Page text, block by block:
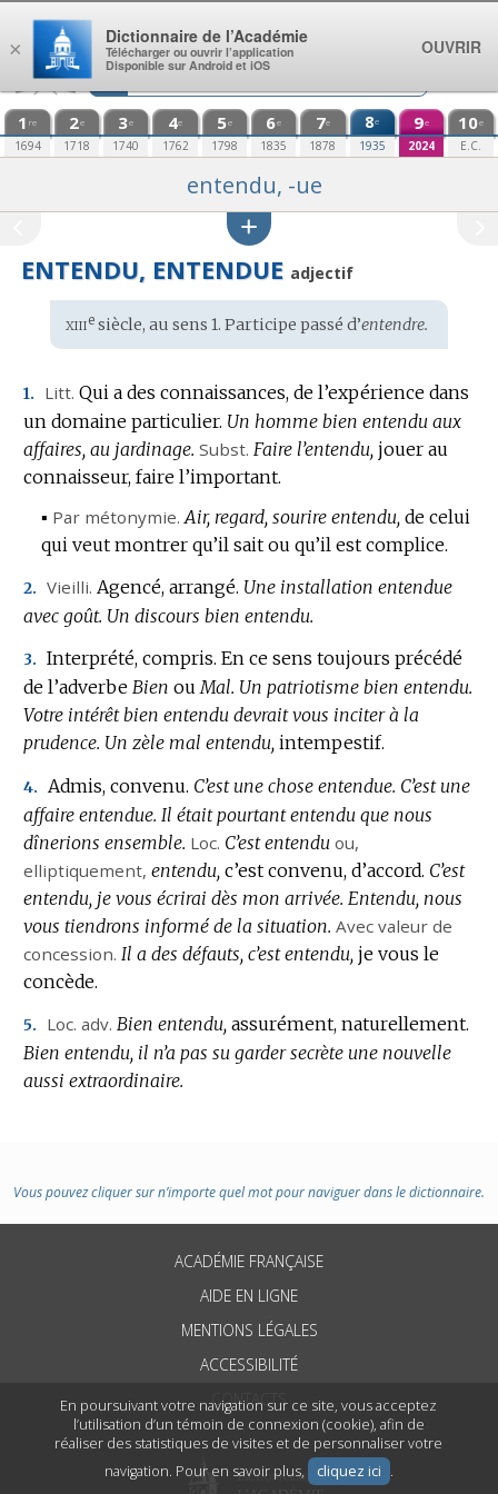
En poursuivant votre navigation sur ce site, vous acceptez
l’utilisation d’un témoin de connexion (cookie), afin de
réaliser des statistiques de visites et de personnaliser votre
navigation. Pour en savoir plus,
cliquez ici .
Aller au contenu
1 re
1694
2e
1718
3e
1740
4e
1762
5e
1798
6e
1835
7e
1878
8e
1935
9e
2024
10e
E.C.
entendu, -ue
ENTENDU, ENTENDUE adjectif
Étymologie
:
xiiiesiècle, au sens 1. Participe passé d’entendre.
1. Litt. Qui a des connaissances, de l’expérience dans
un domaine particulier. Un homme bien entendu aux
affaires, au jardinage. Subst. Faire l’entendu, jouer au
connaisseur, faire l’important.
▪ Par métonymie. Air, regard, sourire entendu, de celui
qui veut montrer qu’il sait ou qu’il est complice.
2. Vieilli. Agencé, arrangé. Une installation entendue
avec goût. Un discours bien entendu.
3. Interprété, compris. En ce sens toujours précédé
de l’adverbe Bien ouMal. Un patriotisme bien entendu.
Votre intérêt bien entendu devrait vous inciter à la
prudence. Un zèle mal entendu, intempestif.
4. Admis, convenu. C’est une chose entendue. C’est une
affaire entendue. Il était pourtant entendu que nous
dînerions ensemble. Loc. C’est entendu ou,
elliptiquement, entendu, c’est convenu, d’accord. C’est
entendu, je vous écrirai dès mon arrivée. Entendu, nous
vous tiendrons informé de la situation. Avec valeur de
concession. Il a des défauts, c’est entendu, je vous le
concède.
5. Loc. adv. Bien entendu, assurément, naturellement.
Bien entendu, il n’a pas su garder secrète une nouvelle
aussi extraordinaire.
Vous pouvez cliquer sur n’importe quel mot pour naviguer dans le dictionnaire.
ACADÉMIE FRANÇAISE
AIDE EN LIGNE
MENTIONS LÉGALES
ACCESSIBILITÉ
CONTACTS
×
Dictionnaire de l’Académie
Télécharger ou ouvrir l’application
Disponible sur Android et iOS
OUVRIR